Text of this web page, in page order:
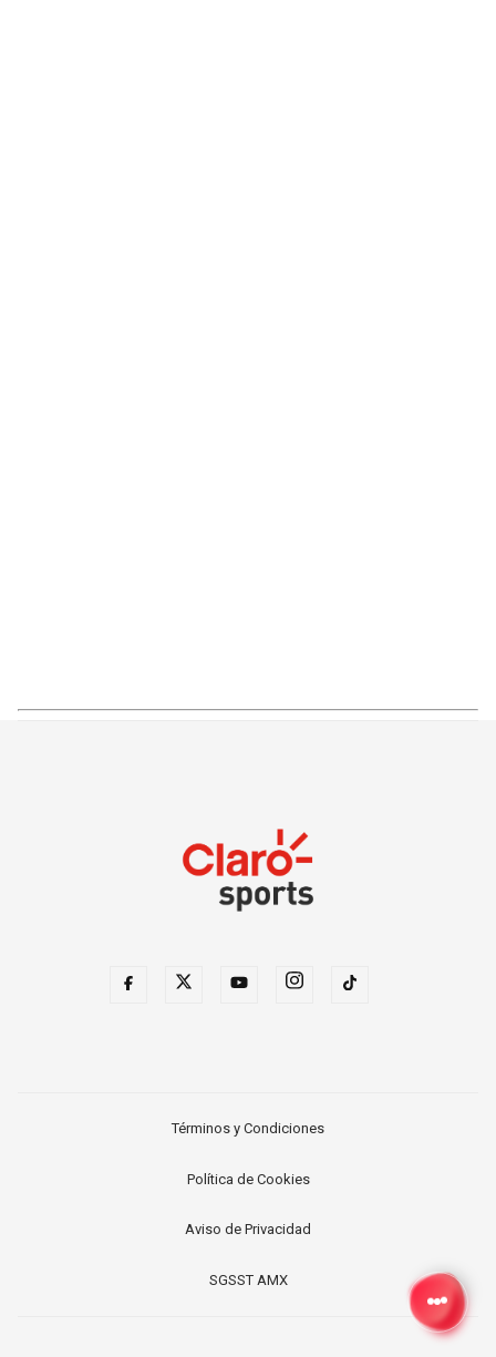
Términos y Condiciones
Política de Cookies
Aviso de Privacidad
SGSST AMX